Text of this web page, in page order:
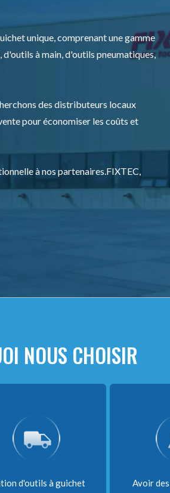
unique, comprenant une gamme
à main, d'outils pneumatiques,
des distributeurs locaux
pour économiser les coûts et
à nos partenaires.FIXTEC,
NOUS CHOISIR
d'outils à guichet
Avoir